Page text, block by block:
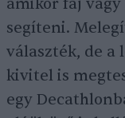
amikor fáj
segíteni.
választék, de a
kivitel is
egy